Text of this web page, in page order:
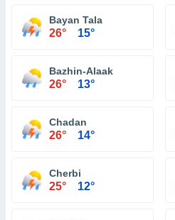
Bayan Tala
26° 15°
Bazhin-Alaak
26° 13°
Chadan
26° 14°
Cherbi
25° 12°